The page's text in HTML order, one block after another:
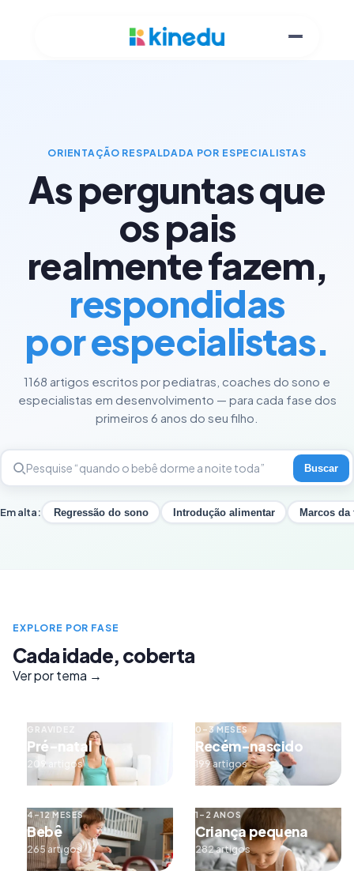
ORIENTAÇÃO RESPALDADA POR ESPECIALISTAS
As perguntas que
os pais
realmente fazem,
respondidas
por especialistas.
1168 artigos escritos por pediatras, coaches do sono e
especialistas em desenvolvimento — para cada fase dos
primeiros 6 anos do seu filho.
Buscar
Em alta: Regressão do sono Introdução alimentar Marcos da
EXPLORE POR FASE
Cada idade, coberta
Ver por tema →
GRAVIDEZ
Pré-natal
209 artigos
0–3 MESES
Recém-nascido
199 artigos
4–12 MESES
Bebê
265 artigos
1–2 ANOS
Criança pequena
282 artigos